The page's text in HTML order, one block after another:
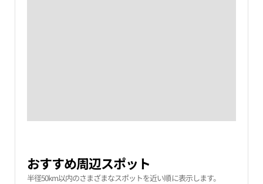
おすすめ周辺スポット
半径50km以内のさまざまなスポットを近い順に表示します。